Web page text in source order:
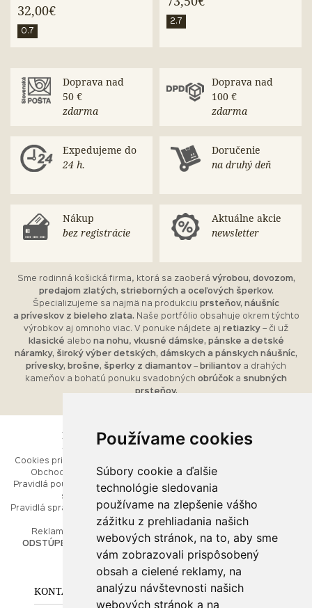
Používame cookies
Súbory cookie a ďalšie
technológie sledovania
používame na zlepšenie vášho
zážitku z prehliadania našich
webových stránok, na to, aby sme
vám zobrazovali prispôsobený
obsah a cielené reklamy, na
analýzu návštevnosti našich
webových stránok a na
32,00€
0.7
2.7
Doprava nad
50 €
zdarma
Doprava nad
100 €
zdarma
Expedujeme do
24 h.
Doručenie
na druhý deň
Nákup
bez registrácie
Aktuálne akcie
newsletter
Sme rodinná košická firma, ktorá sa zaoberá výrobou, dovozom,
predajom zlatých, strieborných a oceľových šperkov.
Špecializujeme sa najmä na produkciu
prsteňov, náušníc
a príveskov z bieleho zlata. Naše portfólio obsahuje okrem týchto
výrobkov aj omnoho viac. V ponuke nájdete aj
retiazky – či už
klasické alebo na nohu , vkusné dámske, pánske a detské
náramky, široký výber detských, dámskych a pánskych náušníc,
prívesky, brošne, šperky z diamantov – briliantov a drahých
kameňov a bohatú ponuku svadobných obrúčok a snubných
prsteňov.
ESHOP
Cookies pri prezeraní stránok
Obchodné podmienky
Pravidlá používania webových
stránok
Pravidlá spracúvania osobných
Reklamačný poriadok
ODSTÚPENIE OD ZMLUVY
RÝCHLE MENU
Ako balíme Vaše šperky
Kontaktujte nás
PORADŇA
Ako nakupovať
O drahých kovoch
Doprava a poštovné
KONTAKT NA NÁS